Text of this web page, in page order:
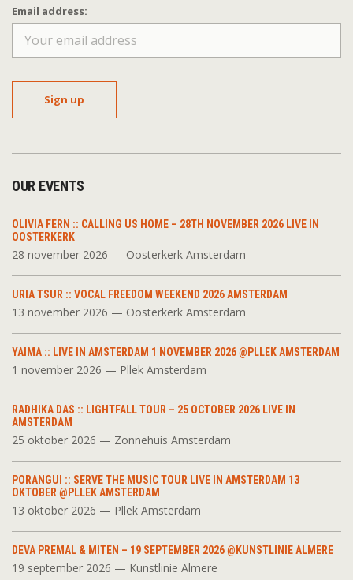
Email address:
OUR EVENTS
OLIVIA FERN :: CALLING US HOME – 28TH NOVEMBER 2026 LIVE IN
OOSTERKERK
28 november 2026 — Oosterkerk Amsterdam
URIA TSUR :: VOCAL FREEDOM WEEKEND 2026 AMSTERDAM
13 november 2026 — Oosterkerk Amsterdam
YAIMA :: LIVE IN AMSTERDAM 1 NOVEMBER 2026 @PLLEK AMSTERDAM
1 november 2026 — Pllek Amsterdam
RADHIKA DAS :: LIGHTFALL TOUR – 25 OCTOBER 2026 LIVE IN
AMSTERDAM
25 oktober 2026 — Zonnehuis Amsterdam
PORANGUI :: SERVE THE MUSIC TOUR LIVE IN AMSTERDAM 13
OKTOBER @PLLEK AMSTERDAM
13 oktober 2026 — Pllek Amsterdam
DEVA PREMAL & MITEN – 19 SEPTEMBER 2026 @KUNSTLINIE ALMERE
19 september 2026 — Kunstlinie Almere